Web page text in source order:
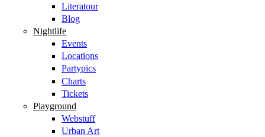
Literatour
Blog
Nightlife
Events
Locations
Partypics
Charts
Tickets
Playground
Webstuff
Urban Art